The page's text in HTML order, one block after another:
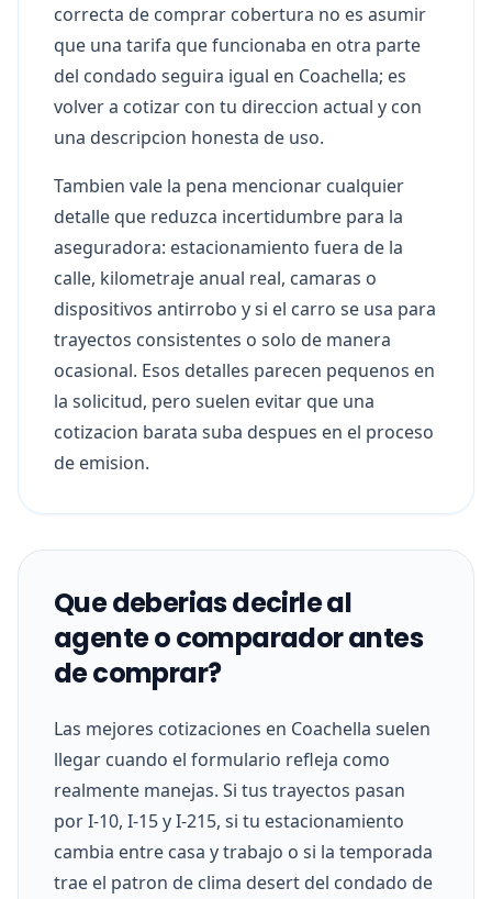
correcta de comprar cobertura no es asumir
que una tarifa que funcionaba en otra parte
del condado seguira igual en Coachella; es
volver a cotizar con tu direccion actual y con
una descripcion honesta de uso.
Tambien vale la pena mencionar cualquier
detalle que reduzca incertidumbre para la
aseguradora: estacionamiento fuera de la
calle, kilometraje anual real, camaras o
dispositivos antirrobo y si el carro se usa para
trayectos consistentes o solo de manera
ocasional. Esos detalles parecen pequenos en
la solicitud, pero suelen evitar que una
cotizacion barata suba despues en el proceso
de emision.
Que deberias decirle al
agente o comparador antes
de comprar?
Las mejores cotizaciones en Coachella suelen
llegar cuando el formulario refleja como
realmente manejas. Si tus trayectos pasan
por I-10, I-15 y I-215, si tu estacionamiento
cambia entre casa y trabajo o si la temporada
trae el patron de clima desert del condado de